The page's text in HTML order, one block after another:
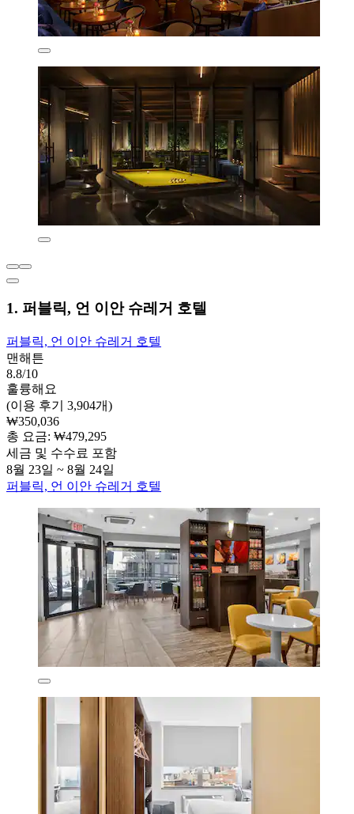
1. 퍼블릭, 언 이안 슈레거 호텔
퍼블릭, 언 이안 슈레거 호텔
맨해튼
8.8/10
훌륭해요
(이용 후기 3,904개)
₩350,036
총 요금: ₩479,295
세금 및 수수료 포함
8월 23일 ~ 8월 24일
퍼블릭, 언 이안 슈레거 호텔